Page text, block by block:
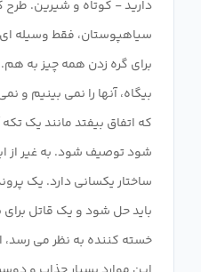
دارید - کوتاه و شیرین. طرح
سیاهپوستان، فقط وسیله
برای گره زدن همه چیز به هم.
بیگاه، آنها را نمی بینیم و
که اتفاق بیفتد مانند یک
شود توصیف شود. به غیر از
ساختار یکسانی دارد. یک
باید حل شود و یک قاتل برای
خسته کننده به نظر می رسد،